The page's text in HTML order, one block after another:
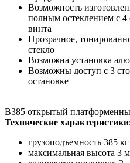
Возможность
полным остеклением с 4
винта
Прозрачное,
стекло
Возможна установка
Возможны доступ с 3
остановке
B385 открытый
Технические
грузоподъемность 385 кг
максимальная высота 3 м